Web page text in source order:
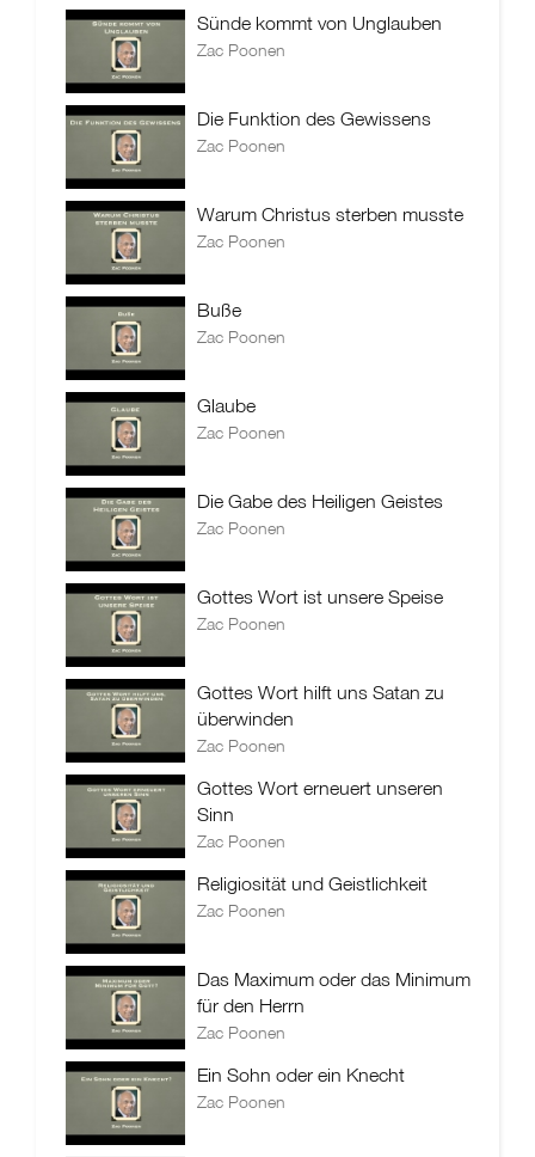
Sünde kommt von Unglauben
Zac Poonen
Die Funktion des Gewissens
Zac Poonen
Warum Christus sterben musste
Zac Poonen
Buße
Zac Poonen
Glaube
Zac Poonen
Die Gabe des Heiligen Geistes
Zac Poonen
Gottes Wort ist unsere Speise
Zac Poonen
Gottes Wort hilft uns Satan zu
überwinden
Zac Poonen
Gottes Wort erneuert unseren
Sinn
Zac Poonen
Religiosität und Geistlichkeit
Zac Poonen
Das Maximum oder das Minimum
für den Herrn
Zac Poonen
Ein Sohn oder ein Knecht
Zac Poonen